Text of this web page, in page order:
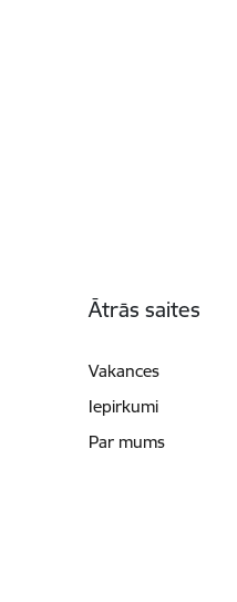
Ātrās saites
Vakances
Iepirkumi
Par mums